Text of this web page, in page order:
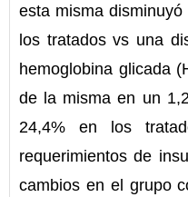
esta misma
los tratados vs una
hemoglobina glicada
de la misma en un
24,4% en los
requerimientos de
cambios en el grupo